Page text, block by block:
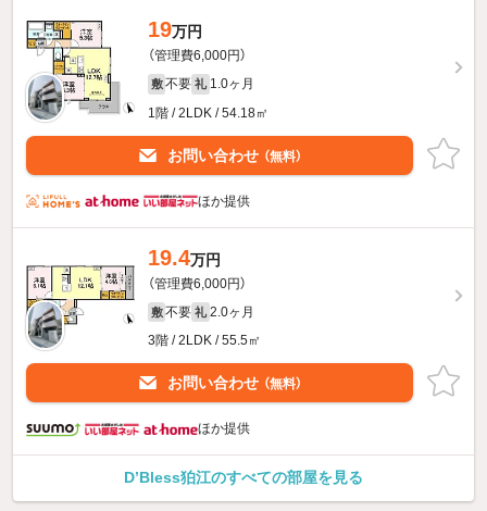
19万円
（管理費6,000円）
敷 不要 礼 1.0ヶ月
1階 / 2LDK / 54.18㎡
お問い合わせ （無料）
ほか提供
19.4万円
（管理費6,000円）
敷 不要 礼 2.0ヶ月
3階 / 2LDK / 55.5㎡
お問い合わせ （無料）
ほか提供
D’Bless狛江のすべての部屋を見る